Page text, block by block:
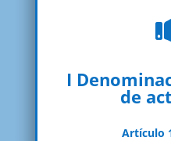
I
de
Artículo